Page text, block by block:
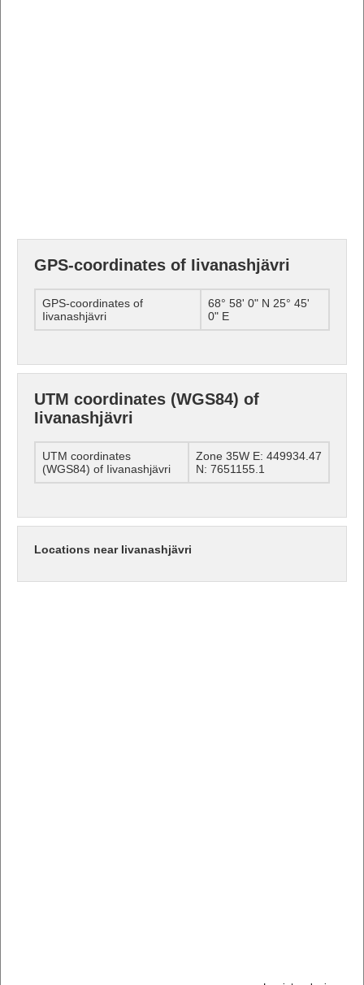
GPS-coordinates of Iivanashjävri
GPS-coordinates of
Iivanashjävri
68° 58' 0" N 25° 45'
0" E
UTM coordinates (WGS84) of
Iivanashjävri
UTM coordinates
(WGS84) of Iivanashjävri
Zone 35W E: 449934.47
N: 7651155.1
Locations near Iivanashjävri